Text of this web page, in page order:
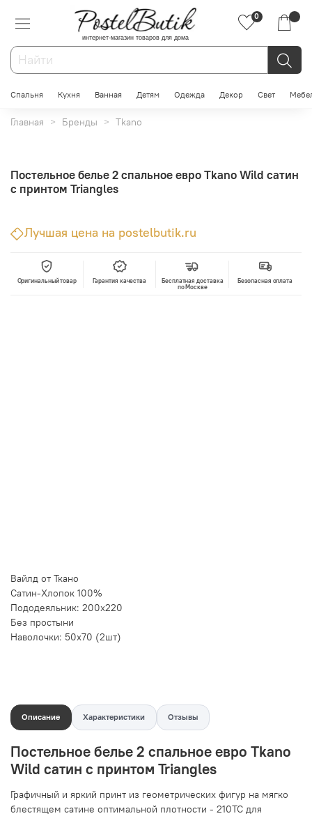
интернет-магазин товаров для дома
0
Спальня Кухня Ванная Детям Одежда Декор Свет
Главная Бренды Tkano
Постельное белье 2 спальное евро Tkano Wild сатин
с принтом Triangles
Лучшая цена на postelbutik.ru
Оригинальный товар Гарантия качества
Бесплатная доставка
по Москве
Безопасная оплата
Вайлд от Ткано
Сатин-Хлопок 100%
Пододеяльник: 200х220
Без простыни
Наволочки: 50х70 (2шт)
Описание Характеристики Отзывы
Постельное белье 2 спальное евро Tkano
Wild сатин с принтом Triangles
Графичный и яркий принт из геометрических фигур на мягко
блестящем сатине оптимальной плотности - 210ТС для